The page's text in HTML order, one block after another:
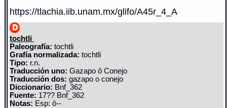
https://tlachia.iib.unam.mx/glifo/A45r_4_A
tochtli
Paleografía: tochtli
Grafía normalizada: tochtli
Tipo: r.n.
Traducción uno: Gazapo ô Conejo
Traducción dos: gazapo o conejo
Diccionario: Bnf_362
Fuente: 17?? Bnf_362
Notas: Esp: ô--